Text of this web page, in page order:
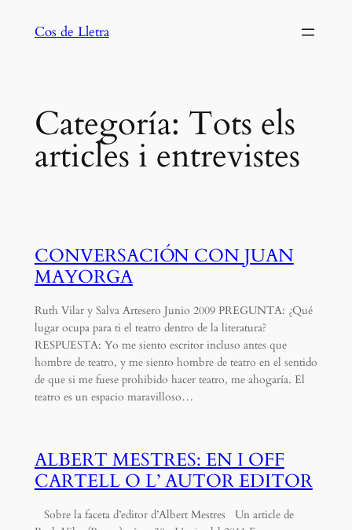
Cos de Lletra
Categoría: Tots els
articles i entrevistes
CONVERSACIÓN CON JUAN
MAYORGA
Ruth Vilar y Salva Artesero Junio 2009 PREGUNTA: ¿Qué
lugar ocupa para ti el teatro dentro de la literatura?
RESPUESTA: Yo me siento escritor incluso antes que
hombre de teatro, y me siento hombre de teatro en el sentido
de que si me fuese prohibido hacer teatro, me ahogaría. El
teatro es un espacio maravilloso…
ALBERT MESTRES: EN I OFF
CARTELL O L’ AUTOR EDITOR
Sobre la faceta d’editor d’Albert Mestres Un article de